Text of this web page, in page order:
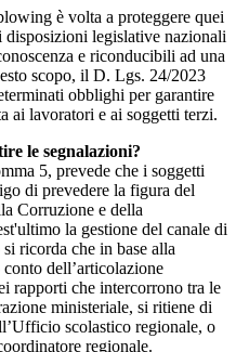
è volta a proteggere quei
legislative nazionali
e riconducibili ad una
scopo, il D. Lgs. 24/2023
obblighi per garantire
ai lavoratori e ai soggetti terzi.
le segnalazioni?
5, prevede che i soggetti
di prevedere la figura del
Corruzione e della
la gestione del canale di
ricorda che in base alla
dell’articolazione
rapporti che intercorrono tra le
ministeriale, si ritiene di
scolastico regionale, o
regionale.